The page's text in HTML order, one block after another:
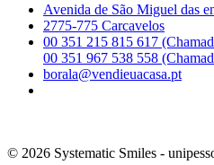
Avenida de São Miguel das
2775-775 Carcavelos
00 351 215 815 617
00 351 967 538 558
borala@vendieuacasa.pt
© 2026 Systematic Smiles -